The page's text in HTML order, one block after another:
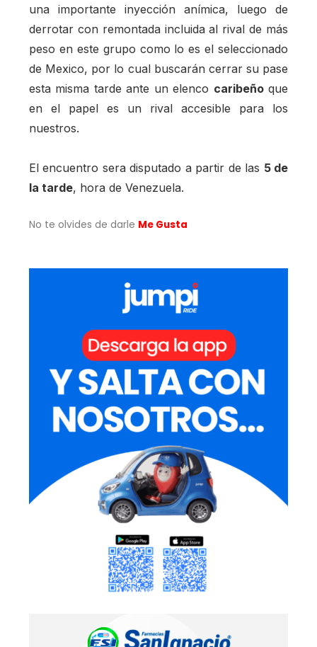
una importante inyección anímica, luego de
derrotar con remontada incluida al rival de más
peso en este grupo como lo es el seleccionado
de Mexico, por lo cual buscarán cerrar su pase
esta misma tarde ante un elenco caribeñoque
en el papel es un rival accesible para los
nuestros.
El encuentro sera disputado a partir de las 5 de
la tarde, hora de Venezuela.
No te olvides de darle Me Gusta